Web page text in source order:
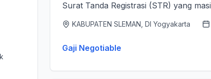
Surat Tanda Registrasi (STR) yang
KABUPATEN SLEMAN, DI Yogyakarta
Gaji Negotiable